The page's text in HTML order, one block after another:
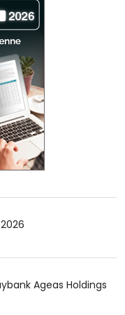
Ageas Holdings